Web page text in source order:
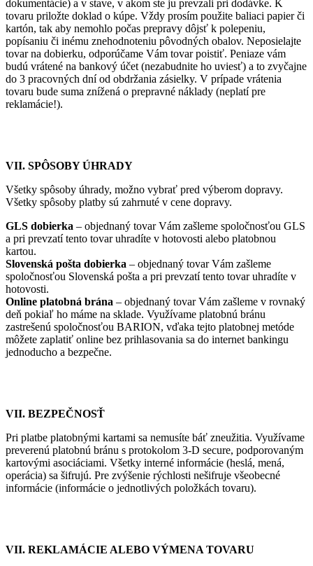
dokumentácie) a v stave, v akom ste ju prevzali pri dodávke. K
tovaru priložte doklad o kúpe. Vždy prosím použite baliaci papier či
kartón, tak aby nemohlo počas prepravy dôjsť k polepeniu,
popísaniu či inému znehodnoteniu pôvodných obalov. Neposielajte
tovar na dobierku, odporúčame Vám tovar poistiť. Peniaze vám
budú vrátené na bankový účet (nezabudnite ho uviesť) a to zvyčajne
do 3 pracovných dní od obdržania zásielky. V prípade vrátenia
tovaru bude suma znížená o prepravné náklady (neplatí pre
reklamácie!).
VII. SPÔSOBY ÚHRADY
Všetky spôsoby úhrady, možno vybrať pred výberom dopravy.
Všetky spôsoby platby sú zahrnuté v cene dopravy.
GLS dobierka – objednaný tovar Vám zašleme spoločnosťou GLS
a pri prevzatí tento tovar uhradíte v hotovosti alebo platobnou
kartou.
Slovenská pošta dobierka – objednaný tovar Vám zašleme
spoločnosťou Slovenská pošta a pri prevzatí tento tovar uhradíte v
hotovosti.
Online platobná brána – objednaný tovar Vám zašleme v rovnaký
deň pokiaľ ho máme na sklade. Využívame platobnú bránu
zastrešenú spoločnosťou BARION, vďaka tejto platobnej metóde
môžete zaplatiť online bez prihlasovania sa do internet bankingu
jednoducho a bezpečne.
VII. BEZPEČNOSŤ
Pri platbe platobnými kartami sa nemusíte báť zneužitia. Využívame
preverenú platobnú bránu s protokolom 3-D secure, podporovaným
kartovými asociáciami. Všetky interné informácie (heslá, mená,
operácia) sa šifrujú. Pre zvýšenie rýchlosti nešifruje všeobecné
informácie (informácie o jednotlivých položkách tovaru).
VII. REKLAMÁCIE ALEBO VÝMENA TOVARU